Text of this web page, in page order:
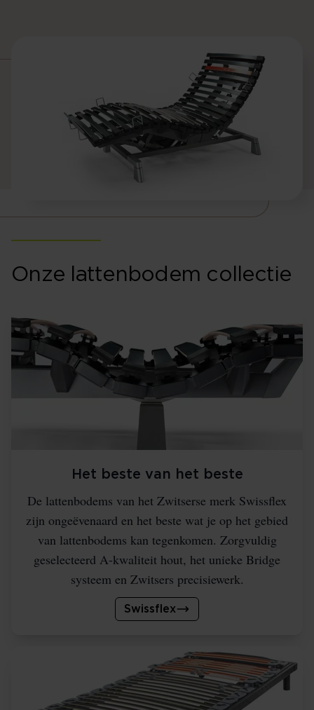
Onze lattenbodem collectie
Het beste van het beste
De lattenbodems van het Zwitserse merk Swissflex
zijn ongeëvenaard en het beste wat je op het gebied
van lattenbodems kan tegenkomen. Zorgvuldig
geselecteerd A-kwaliteit hout, het unieke Bridge
systeem en Zwitsers precisiewerk.
Swissflex